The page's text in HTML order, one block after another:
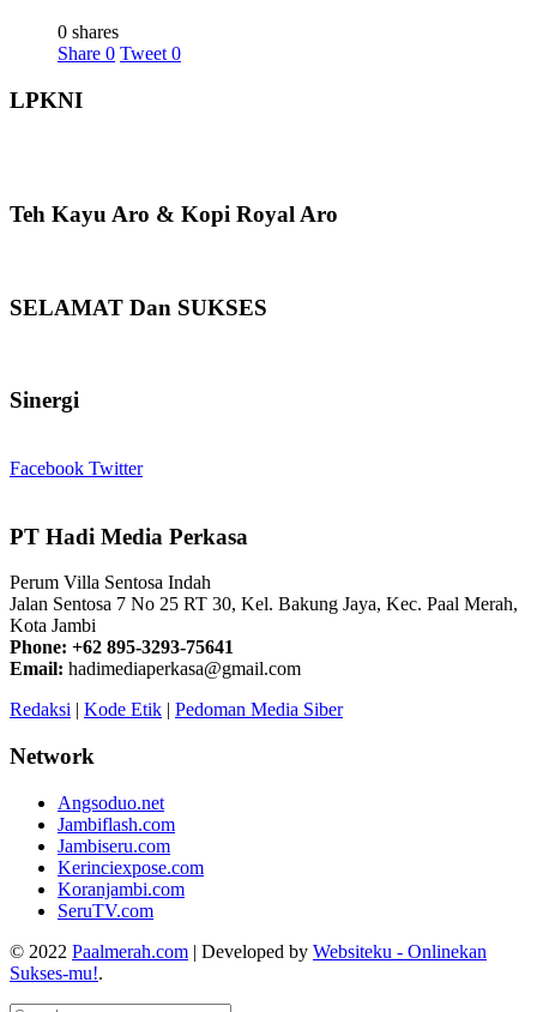
0 shares
Share 0 Tweet 0
LPKNI
Teh Kayu Aro & Kopi Royal Aro
SELAMAT Dan SUKSES
Sinergi
Facebook Twitter
PT Hadi Media Perkasa
Perum Villa Sentosa Indah
Jalan Sentosa 7 No 25 RT 30, Kel. Bakung Jaya, Kec. Paal Merah,
Kota Jambi
Phone: +62 895-3293-75641
Email: hadimediaperkasa@gmail.com
Redaksi | Kode Etik | Pedoman Media Siber
Network
Angsoduo.net
Jambiflash.com
Jambiseru.com
Kerinciexpose.com
Koranjambi.com
SeruTV.com
© 2022 Paalmerah.com | Developed by Websiteku - Onlinekan
Sukses-mu!.